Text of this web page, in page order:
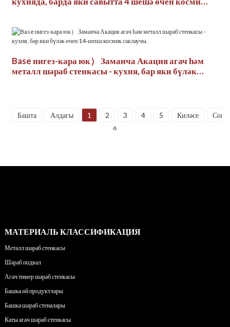
Base нигез-кара юк） Заманча Акация агач һәм
металл шәраб стенкасы - кухня, бар яки бүләк
Башта Алдагы 1 2 3 4 5 Киләсе
6
МАТЕРИАЛЬ КЛАССИФИКАЦИЯ
Металл шәраб стенкасы
Шәраб подвал
Агач тимер шәраб стенкасы
Башка өй продуктлары
Башка шәраб стеналары
Каты агач шәраб стенкасы